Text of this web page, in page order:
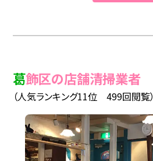
葛飾区の店舗清掃業者
（人気ランキング11位 499回閲覧）